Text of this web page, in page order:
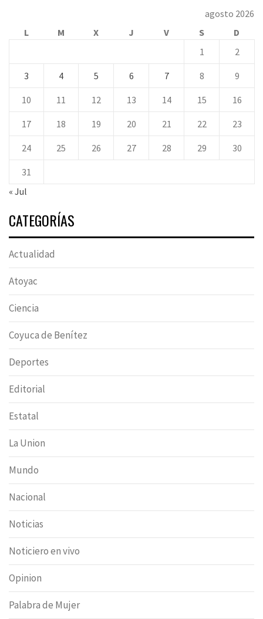
agosto 2026
L
M X J V S
D
1
2
3 4 5 6 7 8 9
10 11 12 13 14 15 16
17 18 19 20 21 22 23
24 25 26 27 28 29 30
31
« Jul
CATEGORÍAS
Actualidad
Atoyac
Ciencia
Coyuca de Benítez
Deportes
Editorial
Estatal
La Union
Mundo
Nacional
Noticias
Noticiero en vivo
Opinion
Palabra de Mujer